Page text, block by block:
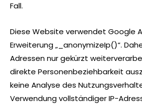
Fall.
Diese Website verwendet Google
Erweiterung „_anonymizeIp()“.
Adressen nur gekürzt
direkte Personenbeziehbarkeit
keine Analyse des
Verwendung vollständiger IP-